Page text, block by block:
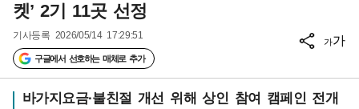
켓’ 2기 11곳 선정
기사등록 2026/05/14 17:29:51
구글에서 선호하는 매체로 추가
가가
바가지요금·불친절 개선 위해 상인 참여 캠페인 전개